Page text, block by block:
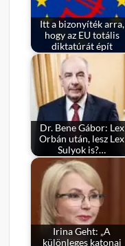
Itt a bizonyíték arra,
hogy az EU totális
diktatúrát épít
Dr. Bene Gábor: Lex
Orbán után, lesz Lex
Sulyok is?…
Irina Geht: „A
különleges katonai